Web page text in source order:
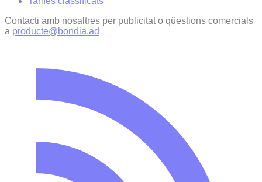
Contacti amb nosaltres per publicitat o qüestions comercials
a producte@bondia.ad